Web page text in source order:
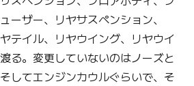
ーザー、リヤサスペンション、
テイル、リヤウイング、リヤウイ
る。変更していないのはノーズと
してエンジンカウルぐらいで、そ